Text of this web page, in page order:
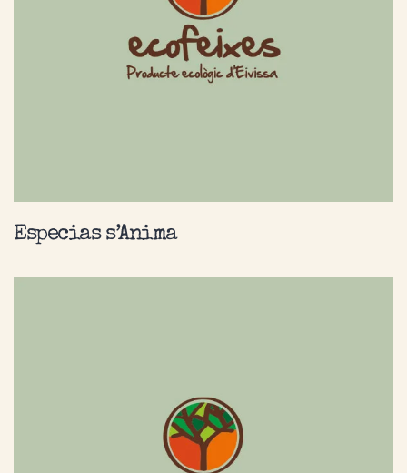
Especias s’Anima